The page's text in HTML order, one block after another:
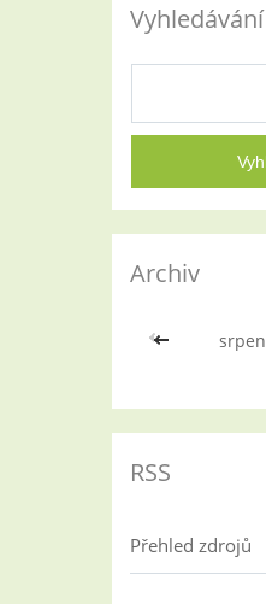
Vyhledávání
Archiv
<< srpen
RSS
Přehled zdrojů